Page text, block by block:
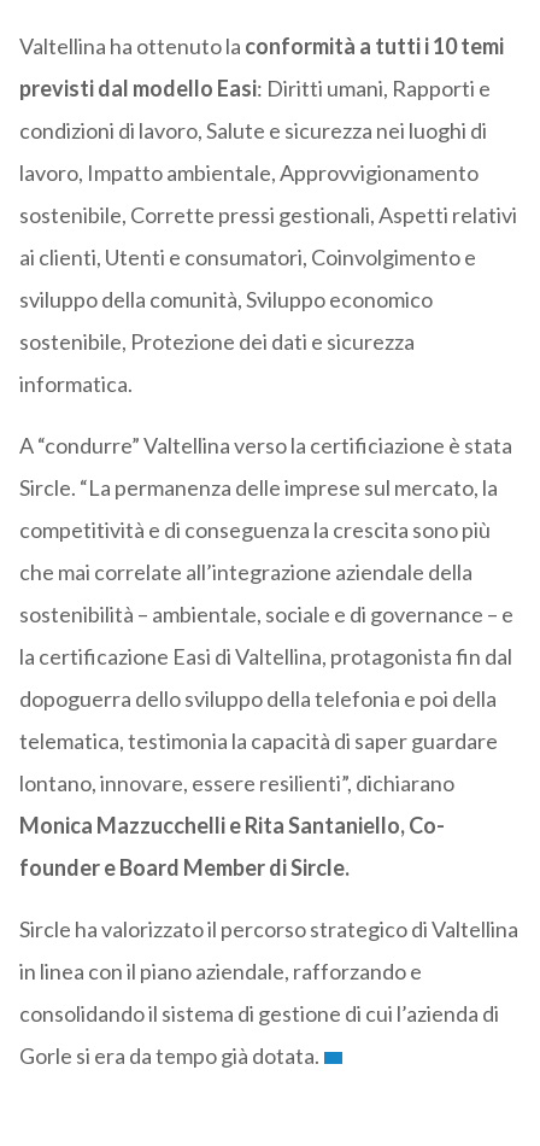
Valtellina ha ottenuto la conformità a tutti i 10 temi
previsti dal modello Easi: Diritti umani, Rapporti e
condizioni di lavoro, Salute e sicurezza nei luoghi di
lavoro, Impatto ambientale, Approvvigionamento
sostenibile, Corrette pressi gestionali, Aspetti relativi
ai clienti, Utenti e consumatori, Coinvolgimento e
sviluppo della comunità, Sviluppo economico
sostenibile, Protezione dei dati e sicurezza
informatica.
A “condurre” Valtellina verso la certificiazione è stata
Sircle. “La permanenza delle imprese sul mercato, la
competitività e di conseguenza la crescita sono più
che mai correlate all’integrazione aziendale della
sostenibilità – ambientale, sociale e di governance – e
la certificazione Easi di Valtellina, protagonista fin dal
dopoguerra dello sviluppo della telefonia e poi della
telematica, testimonia la capacità di saper guardare
lontano, innovare, essere resilienti”, dichiarano
Monica Mazzucchelli e Rita Santaniello, Co-
founder e Board Member di Sircle.
Sircle ha valorizzato il percorso strategico di Valtellina
in linea con il piano aziendale, rafforzando e
consolidando il sistema di gestione di cui l’azienda di
Gorle si era da tempo già dotata.